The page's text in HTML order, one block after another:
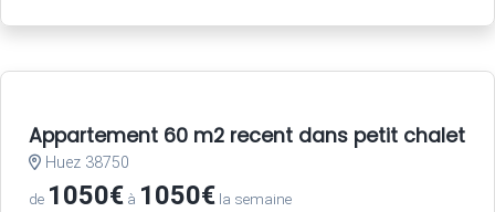
Appartement 60 m2 recent dans petit chalet a
Huez 38750
de 1050€ à 1050€ la semaine